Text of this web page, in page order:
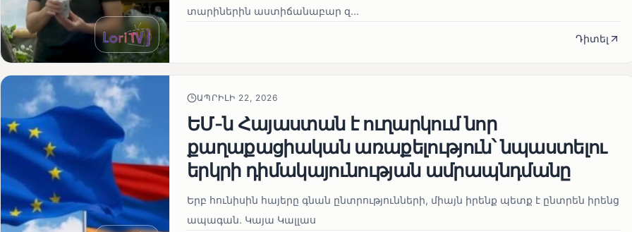
տարիներին աստիճանաբար զ...
Դիտել
ԱՊՐԻԼԻ 22, 2026
ԵՄ-ն Հայաստան է ուղարկում նոր
քաղաքացիական առաքելություն՝ նպաստելու
երկրի դիմակայունության ամրապնդմանը
Երբ հունիսին հայերը գնան ընտրությունների, միայն իրենք պետք է ընտրեն իրենց
ապագան. Կայա Կալլաս